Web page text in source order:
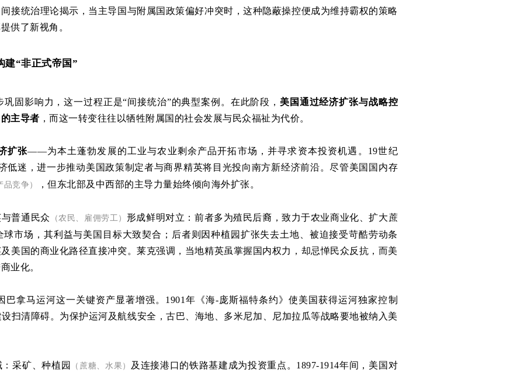
接统治理论揭示，当主导国与附属国政策偏好冲突时，这种隐蔽操控便成为维持霸权的策略
供了新视角。
建“非正式帝国”
固影响力，这一过程正是“间接统治”的典型案例。在此阶段， 美国通过经济扩张与战略控
主导者 ，而这一转变往往以牺牲附属国的社会发展与民众福祉为代价。
扩张——为本土蓬勃发展的工业与农业剩余产品开拓市场，并寻求资本投资机遇。19世纪
低迷，进一步推动美国政策制定者与商界精英将目光投向南方新经济前沿。尽管美国国内存
竞争） ，但东北部及中西部的主导力量始终倾向海外扩张。
普通民众 （农民、雇佣劳工） 形成鲜明对立：前者多为殖民后裔，致力于农业商业化、扩大蔗
市场，其利益与美国目标大致契合；后者则因种植园扩张失去土地、被迫接受苛酷劳动条
美国的商业化路径直接冲突。莱克强调，当地精英虽掌握国内权力，却忌惮民众反抗，而美
业化。
拿马运河这一关键资产显著增强。1901年《海-庞斯福特条约》使美国获得运河独家控制
扫清障碍。为保护运河及航线安全，古巴、海地、多米尼加、尼加拉瓜等战略要地被纳入美
采矿、种植园 （蔗糖、水果）
及连接港口的铁路基建成为投资重点。1897-1914年间，美国对